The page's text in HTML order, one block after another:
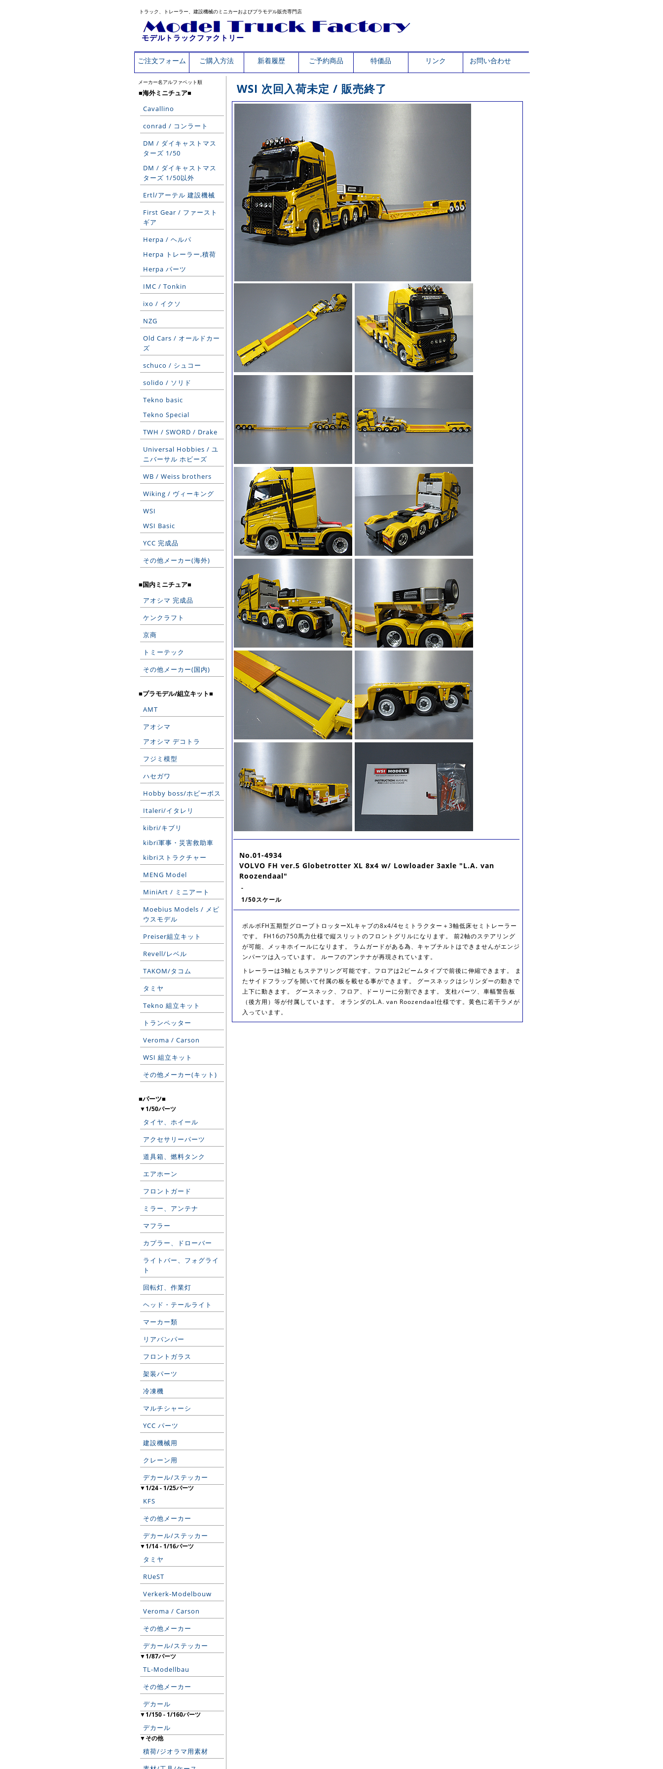
トラック、トレーラー、建設機械のミニカーおよびプラモデル販売専門店
モデルトラックファクトリー
ご注文フォーム ご購入方法 新着履歴 ご予約商品 特価品 リンク お問い合わせ
メーカー名アルファベット順
■海外ミニチュア■
Cavallino
conrad / コンラート
DM / ダイキャストマス
ターズ 1/50
DM / ダイキャストマス
ターズ 1/50以外
Ertl/アーテル 建設機械
First Gear / ファースト
ギア
Herpa / ヘルパ
Herpa トレーラー,積荷
Herpa パーツ
IMC / Tonkin
ixo / イクソ
NZG
Old Cars / オールドカー
ズ
schuco / シュコー
solido / ソリド
Tekno basic
Tekno Special
TWH / SWORD / Drake
Universal Hobbies / ユ
ニバーサル ホビーズ
WB / Weiss brothers
Wiking / ヴィーキング
WSI
WSI Basic
YCC 完成品
その他メーカー(海外)
■国内ミニチュア■
アオシマ 完成品
ケンクラフト
京商
トミーテック
その他メーカー(国内)
■プラモデル/組立キット■
AMT
アオシマ
アオシマ デコトラ
フジミ模型
ハセガワ
Hobby boss/ホビーボス
Italeri/イタレリ
kibri/キブリ
kibri軍事・災害救助車
kibriストラクチャー
MENG Model
MiniArt / ミニアート
Moebius Models / メビ
ウスモデル
Preiser組立キット
Revell/レベル
TAKOM/タコム
タミヤ
Tekno 組立キット
トランペッター
Veroma / Carson
WSI 組立キット
その他メーカー(キット)
■パーツ■
▼1/50パーツ
タイヤ、ホイール
アクセサリーパーツ
道具箱、燃料タンク
エアホーン
フロントガード
ミラー、アンテナ
マフラー
カプラー、ドローバー
ライトバー、フォグライ
ト
回転灯、作業灯
ヘッド・テールライト
マーカー類
リアバンパー
フロントガラス
架装パーツ
冷凍機
マルチシャーシ
YCC パーツ
建設機械用
クレーン用
デカール/ステッカー
▼1/24 - 1/25パーツ
KFS
その他メーカー
デカール/ステッカー
▼1/14 - 1/16パーツ
タミヤ
RUeST
Verkerk-Modelbouw
Veroma / Carson
その他メーカー
デカール/ステッカー
▼1/87パーツ
TL-Modellbau
その他メーカー
デカール
▼1/150 - 1/160パーツ
デカール
▼その他
積荷/ジオラマ用素材
WSI 次回入荷未定 / 販売終了
No.01-4934
VOLVO FH ver.5 Globetrotter XL 8x4 w/ Lowloader 3axle "L.A. van
Roozendaal"
-
1/50スケール
ボルボFH五期型グローブトロッターXLキャブの8x4/4セミトラクター＋3軸低床セミトレーラー
です。 FH16の750馬力仕様で縦スリットのフロントグリルになります。 前2軸のステアリング
が可能、メッキホイールになります。 ラムガードがある為、キャブチルトはできませんがエンジ
ンパーツは入っています。 ルーフのアンテナが再現されています。
トレーラーは3軸ともステアリング可能です。フロアは2ビームタイプで前後に伸縮できます。 ま
たサイドフラップを開いて付属の板を載せる事ができます。 グースネックはシリンダーの動きで
上下に動きます。 グースネック、フロア、ドーリーに分割できます。 支柱パーツ、車幅警告板
（後方用）等が付属しています。 オランダのL.A. van Roozendaal仕様です。黄色に若干ラメが
入っています。